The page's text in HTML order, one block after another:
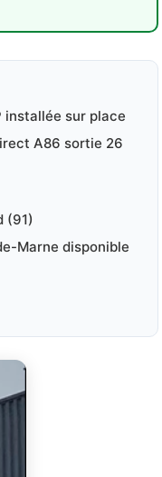
installée sur place
A86 sortie 26
(91)
Marne disponible